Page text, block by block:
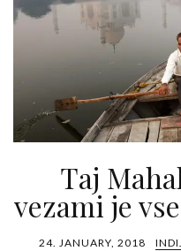
Taj
vezami je
24. JANUARY, 2018